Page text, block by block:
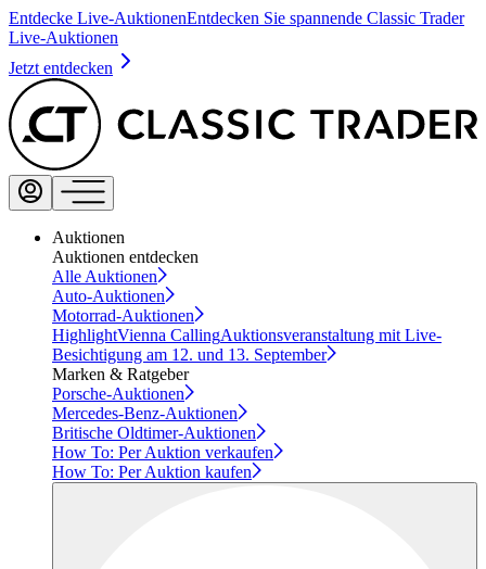
Entdecke Live-AuktionenEntdecken Sie spannende Classic Trader
Live-Auktionen
Jetzt entdecken
Auktionen
Auktionen entdecken
Alle Auktionen
Auto-Auktionen
Motorrad-Auktionen
HighlightVienna CallingAuktionsveranstaltung mit Live-
Besichtigung am 12. und 13. September
Marken & Ratgeber
Porsche-Auktionen
Mercedes-Benz-Auktionen
Britische Oldtimer-Auktionen
How To: Per Auktion verkaufen
How To: Per Auktion kaufen